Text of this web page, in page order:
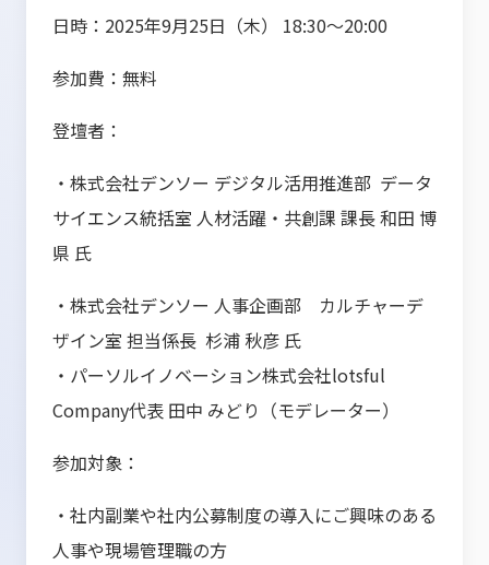
日時：2025年9月25日（木） 18:30～20:00
参加費：無料
登壇者：
・株式会社デンソー デジタル活用推進部 データ
サイエンス統括室 人材活躍・共創課 課長 和田 博
県 氏
・株式会社デンソー 人事企画部 カルチャーデ
ザイン室 担当係長 杉浦 秋彦 氏
・パーソルイノベーション株式会社lotsful
Company代表 田中 みどり（モデレーター）
参加対象：
・社内副業や社内公募制度の導入にご興味のある
人事や現場管理職の方